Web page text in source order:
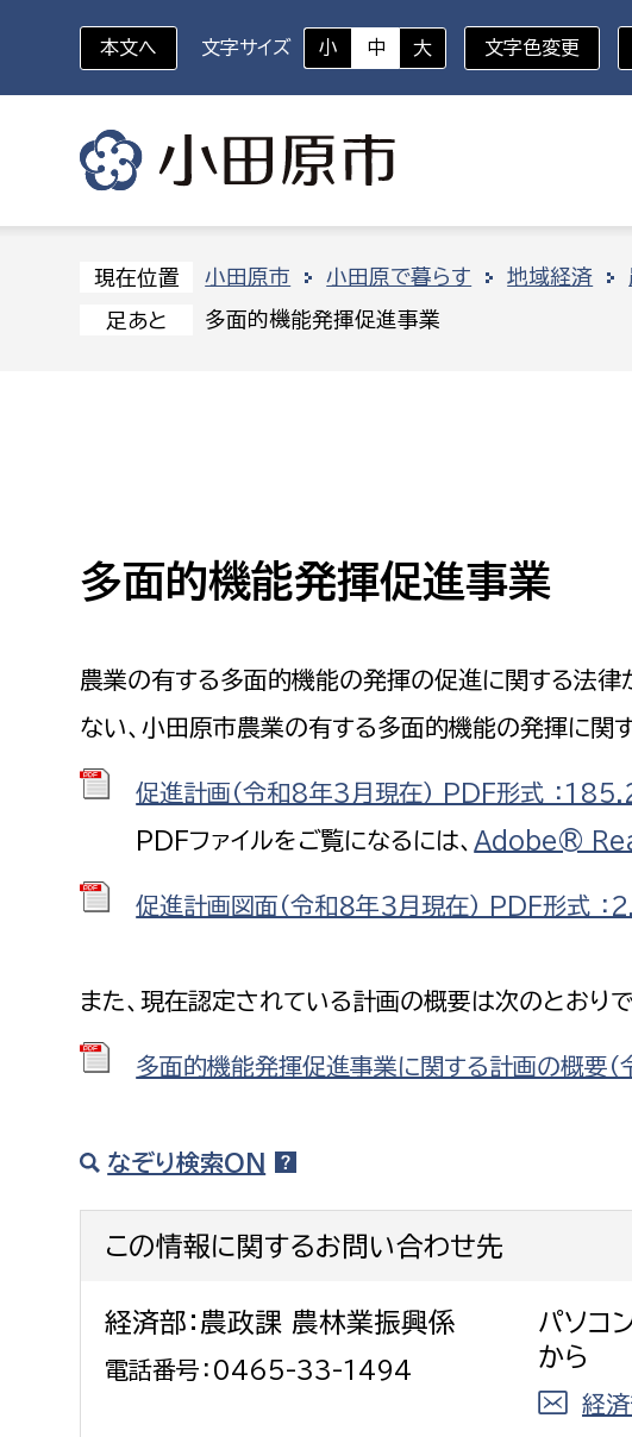
いざというときに
対象者を選択
高校生・大学生など
妊産婦
高齢者
障がい者
傷病者
労働者
ペット
分野
環
都
文
市
組織から探す
部に属さない室
地域安全課
人権・男女共同参画課
戸籍住民課
高齢介護課
障がい福祉課
保険課
建設部 会計管理者
本文へ 文字サイズ 小 中 大 文字色変更
現在位置 小田原市 小田原で暮らす 地域経済
足あと 多面的機能発揮促進事業
多面的機能発揮促進事業
農業の有する多面的機能の発揮の促進に関する法
ない、小田原市農業の有する多面的機能の発揮に関
促進計画（令和8年3月現在） PDF形式 ：
PDFファイルをご覧になるには、 Adobe®
促進計画図面（令和８年３月現在） PDF形式 ：
また、現在認定されている計画の概要は次のとおりで
多面的機能発揮促進事業に関する計画の概要（
なぞり検索ON
この情報に関するお問い合わせ先
経済部：農政課 農林業振興係
電話番号：0465-33-1494
パソコ
から
経済